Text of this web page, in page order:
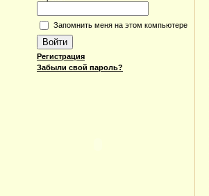
Запомнить меня на этом компьютере
Регистрация
Забыли свой пароль?